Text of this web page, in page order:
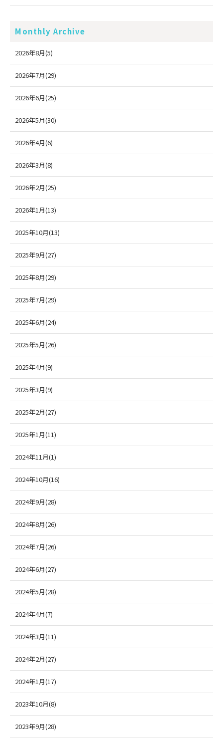
Monthly Archive
2026年8月(5)
2026年7月(29)
2026年6月(25)
2026年5月(30)
2026年4月(6)
2026年3月(8)
2026年2月(25)
2026年1月(13)
2025年10月(13)
2025年9月(27)
2025年8月(29)
2025年7月(29)
2025年6月(24)
2025年5月(26)
2025年4月(9)
2025年3月(9)
2025年2月(27)
2025年1月(11)
2024年11月(1)
2024年10月(16)
2024年9月(28)
2024年8月(26)
2024年7月(26)
2024年6月(27)
2024年5月(28)
2024年4月(7)
2024年3月(11)
2024年2月(27)
2024年1月(17)
2023年10月(8)
2023年9月(28)